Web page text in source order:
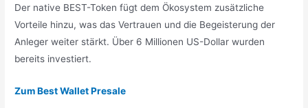
Der native BEST-Token fügt dem Ökosystem zusätzliche
Vorteile hinzu, was das Vertrauen und die Begeisterung der
Anleger weiter stärkt. Über 6 Millionen US-Dollar wurden
bereits investiert.
Zum Best Wallet Presale